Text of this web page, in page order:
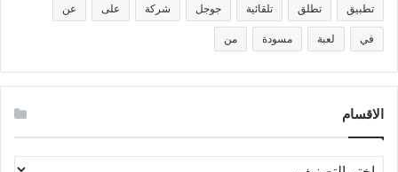
تطبيق تطلق تلقائية جوجل شركة على عن
في لعبة مسودة من
الاقسام
الاقسام